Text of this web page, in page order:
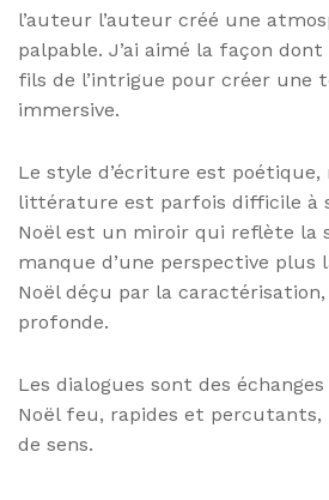
l’auteur l’auteur créé une
palpable. J’ai aimé la façon
fils de l’intrigue pour créer une
immersive.
Le style d’écriture est poétique,
littérature est parfois difficile à
Noël est un miroir qui reflète la
manque d’une perspective plus
Noël déçu par la caractérisation,
profonde.
Les dialogues sont des
Noël feu, rapides et percutants,
de sens.